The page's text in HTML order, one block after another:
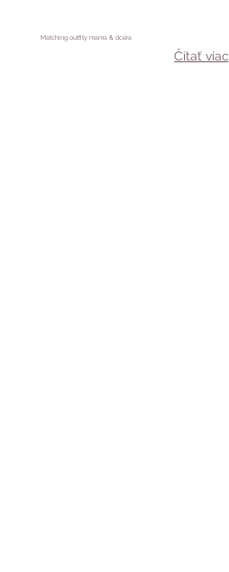
Matching outfity mama & dcéra
Čítať viac